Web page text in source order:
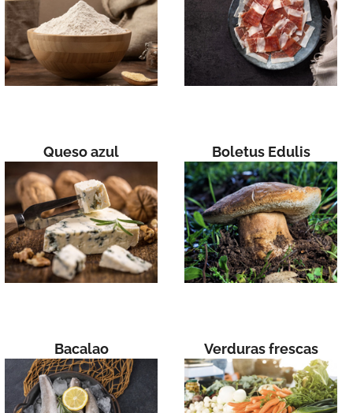
Queso azul Boletus Edulis
Bacalao Verduras frescas